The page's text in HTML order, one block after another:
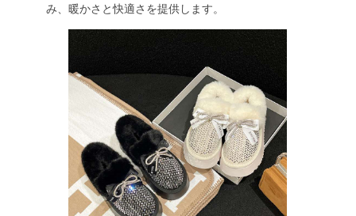
み、暖かさと快適さを提供します。